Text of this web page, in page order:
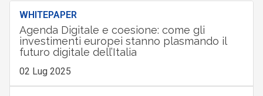
WHITEPAPER
Agenda Digitale e coesione: come gli
investimenti europei stanno plasmando il
futuro digitale dell’Italia
02 Lug 2025